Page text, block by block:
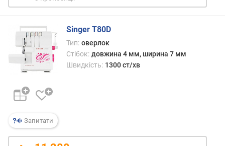
к
а
(
м
м
)
а
к
и
Запитати
Singer T80D
Тип: оверлок
Стібок: довжина 4 мм, ширина 7 мм
Швидкість: 1300 ст/хв